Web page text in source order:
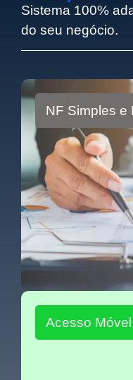
Sistema 100%
do seu negócio.
NF Simples e
Acesso Móvel